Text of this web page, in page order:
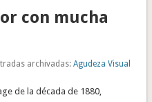
con mucha
archivadas:Agudeza Visual
de la década de 1880,